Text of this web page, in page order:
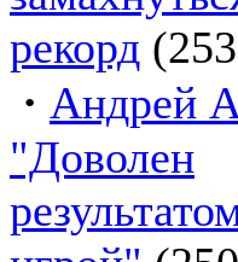
рекорд
· Андрей
"Доволен